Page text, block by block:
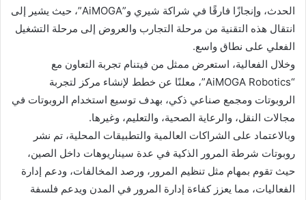
الحدث، وإنجازًا فارقًا في شراكة شيري و”AiMOGA”، حيث يشير إلى
انتقال هذه التقنية من مرحلة التجارب والعروض إلى مرحلة التشغيل
الفعلي على نطاق واسع.
وخلال الفعالية، استعرض ممثل من فيتنام تجربة التعاون مع
“AiMOGA Robotics”، معلنًا عن خطط لإنشاء مركز لتجربة
الروبوتات ومجمع صناعي ذكي، بهدف توسيع استخدام الروبوتات في
مجالات النقل، والرعاية الصحية، والتعليم، وغيرها.
وبالاعتماد على الشراكات العالمية والتطبيقات المحلية، تم نشر
روبوتات شرطة المرور الذكية في عدة سيناريوهات داخل الصين،
حيث تقوم بمهام مثل تنظيم المرور، ورصد المخالفات، ودعم إدارة
الفعاليات، مما يعزز كفاءة إدارة المرور في المدن ويدعم فلسفة